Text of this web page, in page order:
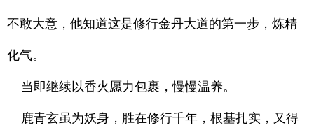
不敢大意，他知道这是修行金丹大道的第一步，炼精
化气。
当即继续以香火愿力包裹，慢慢温养。
鹿青玄虽为妖身，胜在修行千年，根基扎实，又得